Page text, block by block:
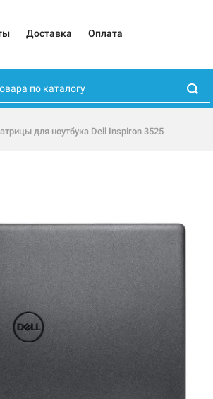
Доставка Оплата
для ноутбука Dell Inspiron 3525